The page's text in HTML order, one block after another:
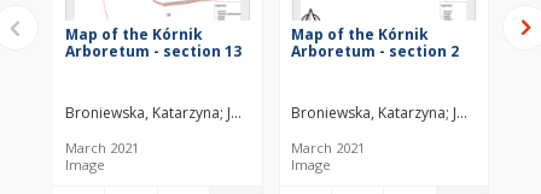
Map of the Kórnik
Arboretum - section 13
Broniewska, Katarzyna Juszczak, Marek Nowak, Kinga Strojnowski,
March 2021
Image
Map of the Kórnik
Arboretum - section 2
Broniewska, Katarzyna Juszczak,
March 2021
Image